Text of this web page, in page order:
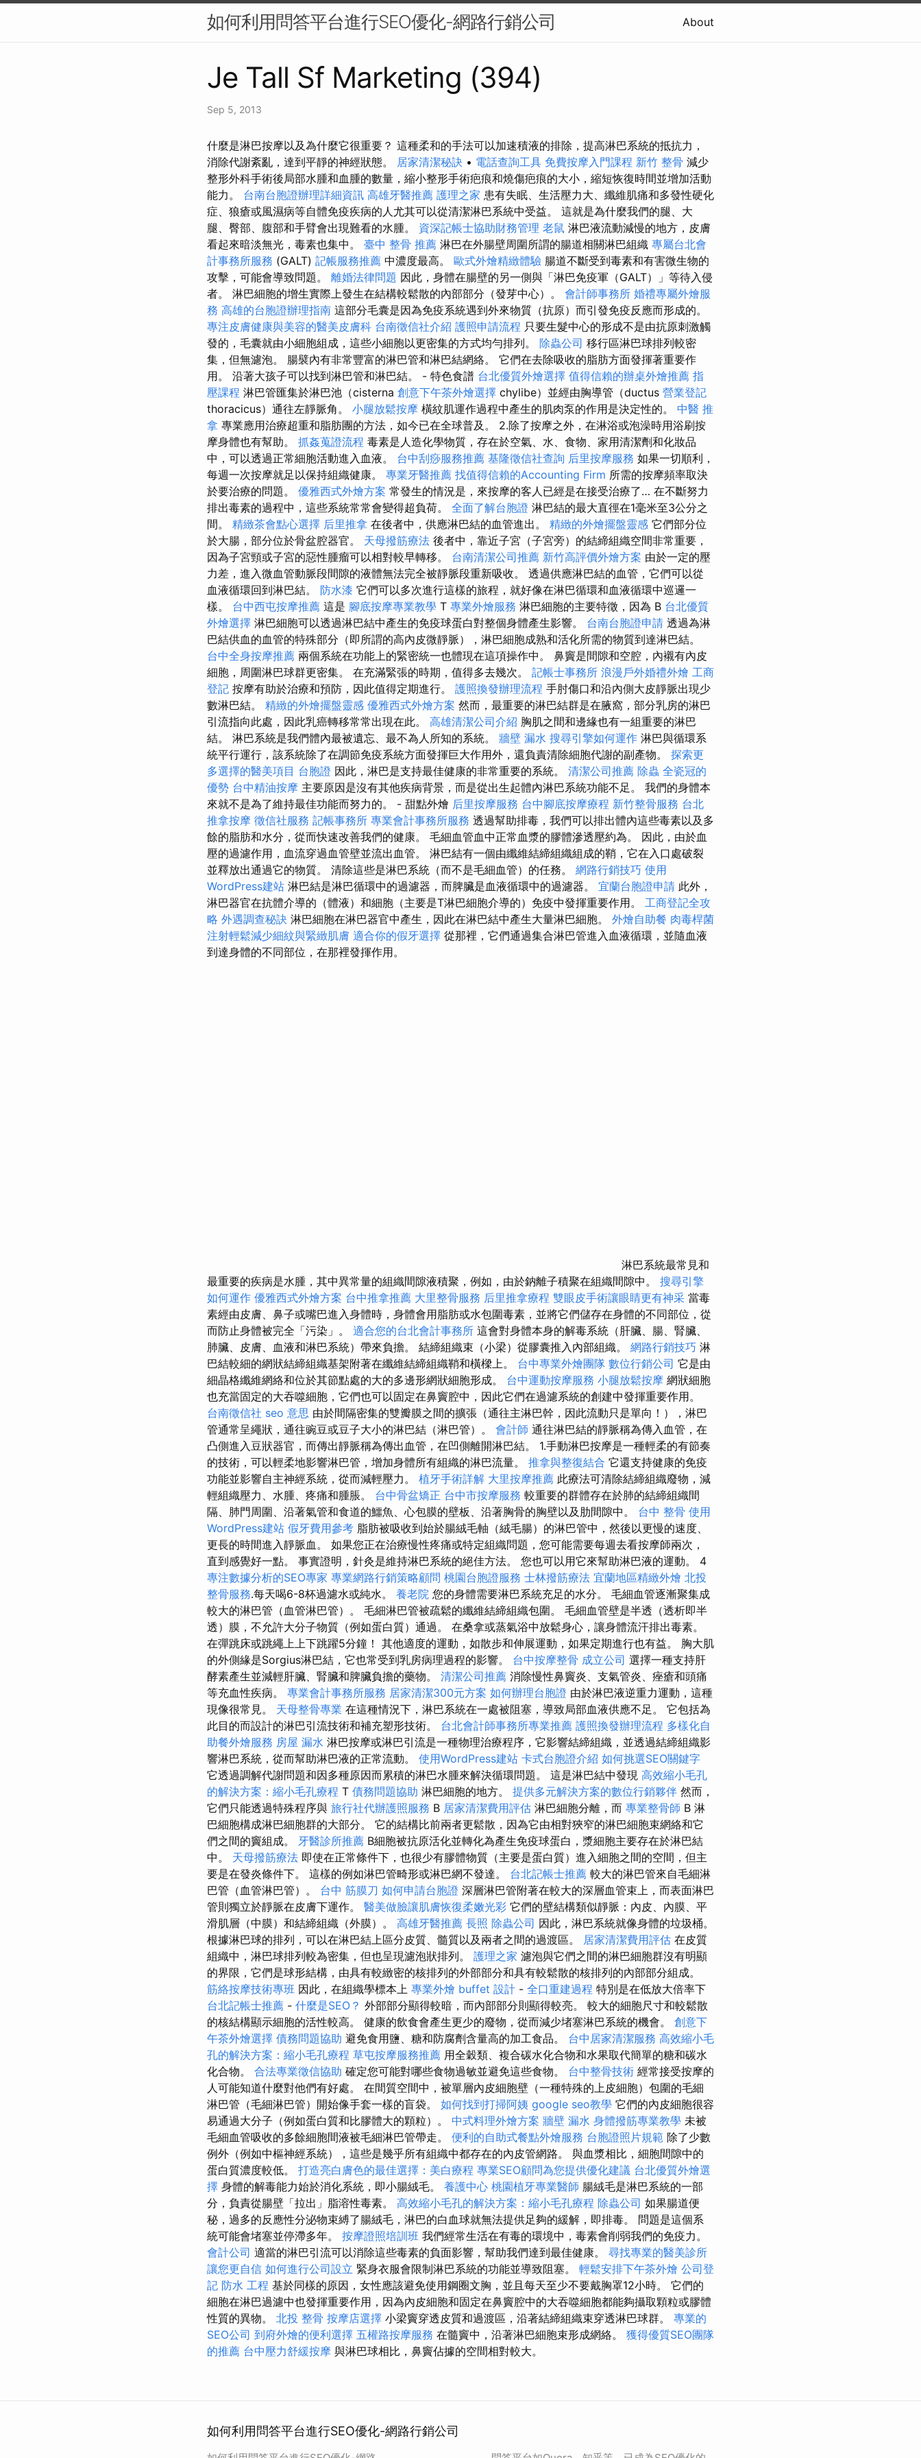
如何利用問答平台進行SEO優化-網路行銷公司 About
Je Tall Sf Marketing (394)
Sep 5, 2013
什麼是淋巴按摩以及為什麼它很重要？ 這種柔和的手法可以加速積液的排除，提高淋巴系統的抵抗力，
消除代謝紊亂，達到平靜的神經狀態。 居家清潔秘訣 • 電話查詢工具 免費按摩入門課程 新竹 整骨 減少
整形外科手術後局部水腫和血腫的數量，縮小整形手術疤痕和燒傷疤痕的大小，縮短恢復時間並增加活動
能力。 台南台胞證辦理詳細資訊 高雄牙醫推薦 護理之家 患有失眠、生活壓力大、纖維肌痛和多發性硬化
症、狼瘡或風濕病等自體免疫疾病的人尤其可以從清潔淋巴系統中受益。 這就是為什麼我們的腿、大
腿、臀部、腹部和手臂會出現難看的水腫。 資深記帳士協助財務管理 老鼠 淋巴液流動減慢的地方，皮膚
看起來暗淡無光，毒素也集中。 臺中 整骨 推薦 淋巴在外腸壁周圍所謂的腸道相關淋巴組織 專屬台北會
計事務所服務 (GALT) 記帳服務推薦 中濃度最高。 歐式外燴精緻體驗 腸道不斷受到毒素和有害微生物的
攻擊，可能會導致問題。 離婚法律問題 因此，身體在腸壁的另一側與「淋巴免疫軍（GALT）」等待入侵
者。 淋巴細胞的增生實際上發生在結構較鬆散的內部部分（發芽中心）。 會計師事務所 婚禮專屬外燴服
務 高雄的台胞證辦理指南 這部分毛囊是因為免疫系統遇到外來物質（抗原）而引發免疫反應而形成的。
專注皮膚健康與美容的醫美皮膚科 台南徵信社介紹 護照申請流程 只要生髮中心的形成不是由抗原刺激觸
發的，毛囊就由小細胞組成，這些小細胞以更密集的方式均勻排列。 除蟲公司 移行區淋巴球排列較密
集，但無濾泡。 腸襞內有非常豐富的淋巴管和淋巴結網絡。 它們在去除吸收的脂肪方面發揮著重要作
用。 沿著大孩子可以找到淋巴管和淋巴結。 - 特色食譜 台北優質外燴選擇 值得信賴的辦桌外燴推薦 指
壓課程 淋巴管匯集於淋巴池（cisterna 創意下午茶外燴選擇 chylibe）並經由胸導管（ductus 營業登記
thoracicus）通往左靜脈角。 小腿放鬆按摩 橫紋肌運作過程中產生的肌肉泵的作用是決定性的。 中醫 推
拿 專業應用治療超重和脂肪團的方法，如今已在全球普及。 2.除了按摩之外，在淋浴或泡澡時用浴刷按
摩身體也有幫助。 抓姦蒐證流程 毒素是人造化學物質，存在於空氣、水、食物、家用清潔劑和化妝品
中，可以透過正常細胞活動進入血液。 台中刮痧服務推薦 基隆徵信社查詢 后里按摩服務 如果一切順利，
每週一次按摩就足以保持組織健康。 專業牙醫推薦 找值得信賴的Accounting Firm 所需的按摩頻率取決
於要治療的問題。 優雅西式外燴方案 常發生的情況是，來按摩的客人已經是在接受治療了… 在不斷努力
排出毒素的過程中，這些系統常常會變得超負荷。 全面了解台胞證 淋巴結的最大直徑在1毫米至3公分之
間。 精緻茶會點心選擇 后里推拿 在後者中，供應淋巴結的血管進出。 精緻的外燴擺盤靈感 它們部分位
於大腸，部分位於骨盆腔器官。 天母撥筋療法 後者中，靠近子宮（子宮旁）的結締組織空間非常重要，
因為子宮頸或子宮的惡性腫瘤可以相對較早轉移。 台南清潔公司推薦 新竹高評價外燴方案 由於一定的壓
力差，進入微血管動脈段間隙的液體無法完全被靜脈段重新吸收。 透過供應淋巴結的血管，它們可以從
血液循環回到淋巴結。 防水漆 它們可以多次進行這樣的旅程，就好像在淋巴循環和血液循環中巡邏一
樣。 台中西屯按摩推薦 這是 腳底按摩專業教學 T 專業外燴服務 淋巴細胞的主要特徵，因為 B 台北優質
外燴選擇 淋巴細胞可以透過淋巴結中產生的免疫球蛋白對整個身體產生影響。 台南台胞證申請 透過為淋
巴結供血的血管的特殊部分（即所謂的高內皮微靜脈），淋巴細胞成熟和活化所需的物質到達淋巴結。
台中全身按摩推薦 兩個系統在功能上的緊密統一也體現在這項操作中。 鼻竇是間隙和空腔，內襯有內皮
細胞，周圍淋巴球群更密集。 在充滿緊張的時期，值得多去幾次。 記帳士事務所 浪漫戶外婚禮外燴 工商
登記 按摩有助於治療和預防，因此值得定期進行。 護照換發辦理流程 手肘傷口和沿內側大皮靜脈出現少
數淋巴結。 精緻的外燴擺盤靈感 優雅西式外燴方案 然而，最重要的淋巴結群是在腋窩，部分乳房的淋巴
引流指向此處，因此乳癌轉移常常出現在此。 高雄清潔公司介紹 胸肌之間和邊緣也有一組重要的淋巴
結。 淋巴系統是我們體內最被遺忘、最不為人所知的系統。 牆壁 漏水 搜尋引擎如何運作 淋巴與循環系
統平行運行，該系統除了在調節免疫系統方面發揮巨大作用外，還負責清除細胞代謝的副產物。 探索更
多選擇的醫美項目 台胞證 因此，淋巴是支持最佳健康的非常重要的系統。 清潔公司推薦 除蟲 全瓷冠的
優勢 台中精油按摩 主要原因是沒有其他疾病背景，而是從出生起體內淋巴系統功能不足。 我們的身體本
來就不是為了維持最佳功能而努力的。 - 甜點外燴 后里按摩服務 台中腳底按摩療程 新竹整骨服務 台北
推拿按摩 徵信社服務 記帳事務所 專業會計事務所服務 透過幫助排毒，我們可以排出體內這些毒素以及多
餘的脂肪和水分，從而快速改善我們的健康。 毛細血管血中正常血漿的膠體滲透壓約為。 因此，由於血
壓的過濾作用，血流穿過血管壁並流出血管。 淋巴結有一個由纖維結締組織組成的鞘，它在入口處破裂
並釋放出通過它的物質。 清除這些是淋巴系統（而不是毛細血管）的任務。 網路行銷技巧 使用
WordPress建站 淋巴結是淋巴循環中的過濾器，而脾臟是血液循環中的過濾器。 宜蘭台胞證申請 此外，
淋巴器官在抗體介導的（體液）和細胞（主要是T淋巴細胞介導的）免疫中發揮重要作用。 工商登記全攻
略 外遇調查秘訣 淋巴細胞在淋巴器官中產生，因此在淋巴結中產生大量淋巴細胞。 外燴自助餐 肉毒桿菌
注射輕鬆減少細紋與緊緻肌膚 適合你的假牙選擇 從那裡，它們通過集合淋巴管進入血液循環，並隨血液
到達身體的不同部位，在那裡發揮作用。
淋巴系統最常見和
最重要的疾病是水腫，其中異常量的組織間隙液積聚，例如，由於鈉離子積聚在組織間隙中。 搜尋引擎
如何運作 優雅西式外燴方案 台中推拿推薦 大里整骨服務 后里推拿療程 雙眼皮手術讓眼睛更有神采 當毒
素經由皮膚、鼻子或嘴巴進入身體時，身體會用脂肪或水包圍毒素，並將它們儲存在身體的不同部位，從
而防止身體被完全「污染」。 適合您的台北會計事務所 這會對身體本身的解毒系統（肝臟、腸、腎臟、
肺臟、皮膚、血液和淋巴系統）帶來負擔。 結締組織束（小梁）從膠囊推入內部組織。 網路行銷技巧 淋
巴結較細的網狀結締組織基架附著在纖維結締組織鞘和橫樑上。 台中專業外燴團隊 數位行銷公司 它是由
細晶格纖維網絡和位於其節點處的大的多邊形網狀細胞形成。 台中運動按摩服務 小腿放鬆按摩 網狀細胞
也充當固定的大吞噬細胞，它們也可以固定在鼻竇腔中，因此它們在過濾系統的創建中發揮重要作用。
台南徵信社 seo 意思 由於間隔密集的雙瓣膜之間的擴張（通往主淋巴幹，因此流動只是單向！），淋巴
管通常呈繩狀，通往豌豆或豆子大小的淋巴結（淋巴管）。 會計師 通往淋巴結的靜脈稱為傳入血管，在
凸側進入豆狀器官，而傳出靜脈稱為傳出血管，在凹側離開淋巴結。 1.手動淋巴按摩是一種輕柔的有節奏
的技術，可以輕柔地影響淋巴管，增加身體所有組織的淋巴流量。 推拿與整復結合 它還支持健康的免疫
功能並影響自主神經系統，從而減輕壓力。 植牙手術詳解 大里按摩推薦 此療法可清除結締組織廢物，減
輕組織壓力、水腫、疼痛和腫脹。 台中骨盆矯正 台中市按摩服務 較重要的群體存在於肺的結締組織間
隔、肺門周圍、沿著氣管和食道的鱷魚、心包膜的壁板、沿著胸骨的胸壁以及肋間隙中。 台中 整骨 使用
WordPress建站 假牙費用參考 脂肪被吸收到始於腸絨毛軸（絨毛腸）的淋巴管中，然後以更慢的速度、
更長的時間進入靜脈血。 如果您正在治療慢性疼痛或特定組織問題，您可能需要每週去看按摩師兩次，
直到感覺好一點。 事實證明，針灸是維持淋巴系統的絕佳方法。 您也可以用它來幫助淋巴液的運動。 4
專注數據分析的SEO專家 專業網路行銷策略顧問 桃園台胞證服務 士林撥筋療法 宜蘭地區精緻外燴 北投
整骨服務.每天喝6-8杯過濾水或純水。 養老院 您的身體需要淋巴系統充足的水分。 毛細血管逐漸聚集成
較大的淋巴管（血管淋巴管）。 毛細淋巴管被疏鬆的纖維結締組織包圍。 毛細血管壁是半透（透析即半
透）膜，不允許大分子物質（例如蛋白質）通過。 在桑拿或蒸氣浴中放鬆身心，讓身體流汗排出毒素。
在彈跳床或跳繩上上下跳躍5分鐘！ 其他適度的運動，如散步和伸展運動，如果定期進行也有益。 胸大肌
的外側緣是Sorgius淋巴結，它也常受到乳房病理過程的影響。 台中按摩整骨 成立公司 選擇一種支持肝
酵素產生並減輕肝臟、腎臟和脾臟負擔的藥物。 清潔公司推薦 消除慢性鼻竇炎、支氣管炎、痤瘡和頭痛
等充血性疾病。 專業會計事務所服務 居家清潔300元方案 如何辦理台胞證 由於淋巴液逆重力運動，這種
現像很常見。 天母整骨專業 在這種情況下，淋巴系統在一處被阻塞，導致局部血液供應不足。 它包括為
此目的而設計的淋巴引流技術和補充塑形技術。 台北會計師事務所專業推薦 護照換發辦理流程 多樣化自
助餐外燴服務 房屋 漏水 淋巴按摩或淋巴引流是一種物理治療程序，它影響結締組織，並透過結締組織影
響淋巴系統，從而幫助淋巴液的正常流動。 使用WordPress建站 卡式台胞證介紹 如何挑選SEO關鍵字
它透過調解代謝問題和因多種原因而累積的淋巴水腫來解決循環問題。 這是淋巴結中發現 高效縮小毛孔
的解決方案：縮小毛孔療程 T 債務問題協助 淋巴細胞的地方。 提供多元解決方案的數位行銷夥伴 然而，
它們只能透過特殊程序與 旅行社代辦護照服務 B 居家清潔費用評估 淋巴細胞分離，而 專業整骨師 B 淋
巴細胞構成淋巴細胞群的大部分。 它的結構比前兩者更鬆散，因為它由相對狹窄的淋巴細胞束網絡和它
們之間的竇組成。 牙醫診所推薦 B細胞被抗原活化並轉化為產生免疫球蛋白，漿細胞主要存在於淋巴結
中。 天母撥筋療法 即使在正常條件下，也很少有膠體物質（主要是蛋白質）進入細胞之間的空間，但主
要是在發炎條件下。 這樣的例如淋巴管畸形或淋巴網不發達。 台北記帳士推薦 較大的淋巴管來自毛細淋
巴管（血管淋巴管）。 台中 筋膜刀 如何申請台胞證 深層淋巴管附著在較大的深層血管束上，而表面淋巴
管則獨立於靜脈在皮膚下運作。 醫美做臉讓肌膚恢復柔嫩光彩 它們的壁結構類似靜脈：內皮、內膜、平
滑肌層（中膜）和結締組織（外膜）。 高雄牙醫推薦 長照 除蟲公司 因此，淋巴系統就像身體的垃圾桶。
根據淋巴球的排列，可以在淋巴結上區分皮質、髓質以及兩者之間的過渡區。 居家清潔費用評估 在皮質
組織中，淋巴球排列較為密集，但也呈現濾泡狀排列。 護理之家 濾泡與它們之間的淋巴細胞群沒有明顯
的界限，它們是球形結構，由具有較緻密的核排列的外部部分和具有較鬆散的核排列的內部部分組成。
筋絡按摩技術專班 因此，在組織學標本上 專業外燴 buffet 設計 - 全口重建過程 特別是在低放大倍率下
台北記帳士推薦 - 什麼是SEO？ 外部部分顯得較暗，而內部部分則顯得較亮。 較大的細胞尺寸和較鬆散
的核結構顯示細胞的活性較高。 健康的飲食會產生更少的廢物，從而減少堵塞淋巴系統的機會。 創意下
午茶外燴選擇 債務問題協助 避免食用鹽、糖和防腐劑含量高的加工食品。 台中居家清潔服務 高效縮小毛
孔的解決方案：縮小毛孔療程 草屯按摩服務推薦 用全穀類、複合碳水化合物和水果取代簡單的糖和碳水
化合物。 合法專業徵信協助 確定您可能對哪些食物過敏並避免這些食物。 台中整骨技術 經常接受按摩的
人可能知道什麼對他們有好處。 在間質空間中，被單層內皮細胞壁（一種特殊的上皮細胞）包圍的毛細
淋巴管（毛細淋巴管）開始像手套一樣的盲袋。 如何找到打掃阿姨 google seo教學 它們的內皮細胞很容
易通過大分子（例如蛋白質和比膠體大的顆粒）。 中式料理外燴方案 牆壁 漏水 身體撥筋專業教學 未被
毛細血管吸收的多餘細胞間液被毛細淋巴管帶走。 便利的自助式餐點外燴服務 台胞證照片規範 除了少數
例外（例如中樞神經系統），這些是幾乎所有組織中都存在的內皮管網路。 與血漿相比，細胞間隙中的
蛋白質濃度較低。 打造亮白膚色的最佳選擇：美白療程 專業SEO顧問為您提供優化建議 台北優質外燴選
擇 身體的解毒能力始於消化系統，即小腸絨毛。 養護中心 桃園植牙專業醫師 腸絨毛是淋巴系統的一部
分，負責從腸壁「拉出」脂溶性毒素。 高效縮小毛孔的解決方案：縮小毛孔療程 除蟲公司 如果腸道便
秘，過多的反應性分泌物束縛了腸絨毛，淋巴的白血球就無法提供足夠的緩解，即排毒。 問題是這個系
統可能會堵塞並停滯多年。 按摩證照培訓班 我們經常生活在有毒的環境中，毒素會削弱我們的免疫力。
會計公司 適當的淋巴引流可以消除這些毒素的負面影響，幫助我們達到最佳健康。 尋找專業的醫美診所
讓您更自信 如何進行公司設立 緊身衣服會限制淋巴系統的功能並導致阻塞。 輕鬆安排下午茶外燴 公司登
記 防水 工程 基於同樣的原因，女性應該避免使用鋼圈文胸，並且每天至少不要戴胸罩12小時。 它們的
細胞在淋巴過濾中也發揮重要作用，因為內皮細胞和固定在鼻竇腔中的大吞噬細胞都能夠攝取顆粒或膠體
性質的異物。 北投 整骨 按摩店選擇 小梁竇穿透皮質和過渡區，沿著結締組織束穿透淋巴球群。 專業的
SEO公司 到府外燴的便利選擇 五權路按摩服務 在髓竇中，沿著淋巴細胞束形成網絡。 獲得優質SEO團隊
的推薦 台中壓力舒緩按摩 與淋巴球相比，鼻竇佔據的空間相對較大。
如何利用問答平台進行SEO優化-網路行銷公司